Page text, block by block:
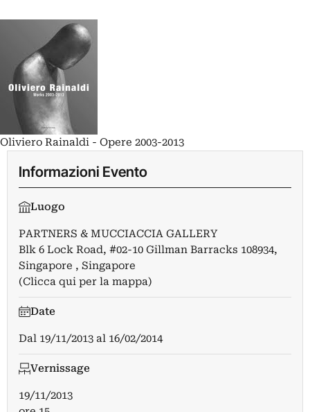
Oliviero Rainaldi - Opere 2003-2013
Informazioni Evento
Luogo
PARTNERS & MUCCIACCIA GALLERY
Blk 6 Lock Road, #02-10 Gillman Barracks 108934,
Singapore , Singapore
(Clicca qui per la mappa)
Date
Dal 19/11/2013 al 16/02/2014
Vernissage
19/11/2013